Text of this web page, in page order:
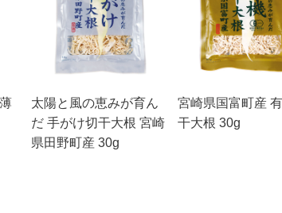
太陽と風の恵みが育ん
だ 手がけ切干大根 宮崎
県田野町産 30g
宮崎県国富町産
干大根 30g